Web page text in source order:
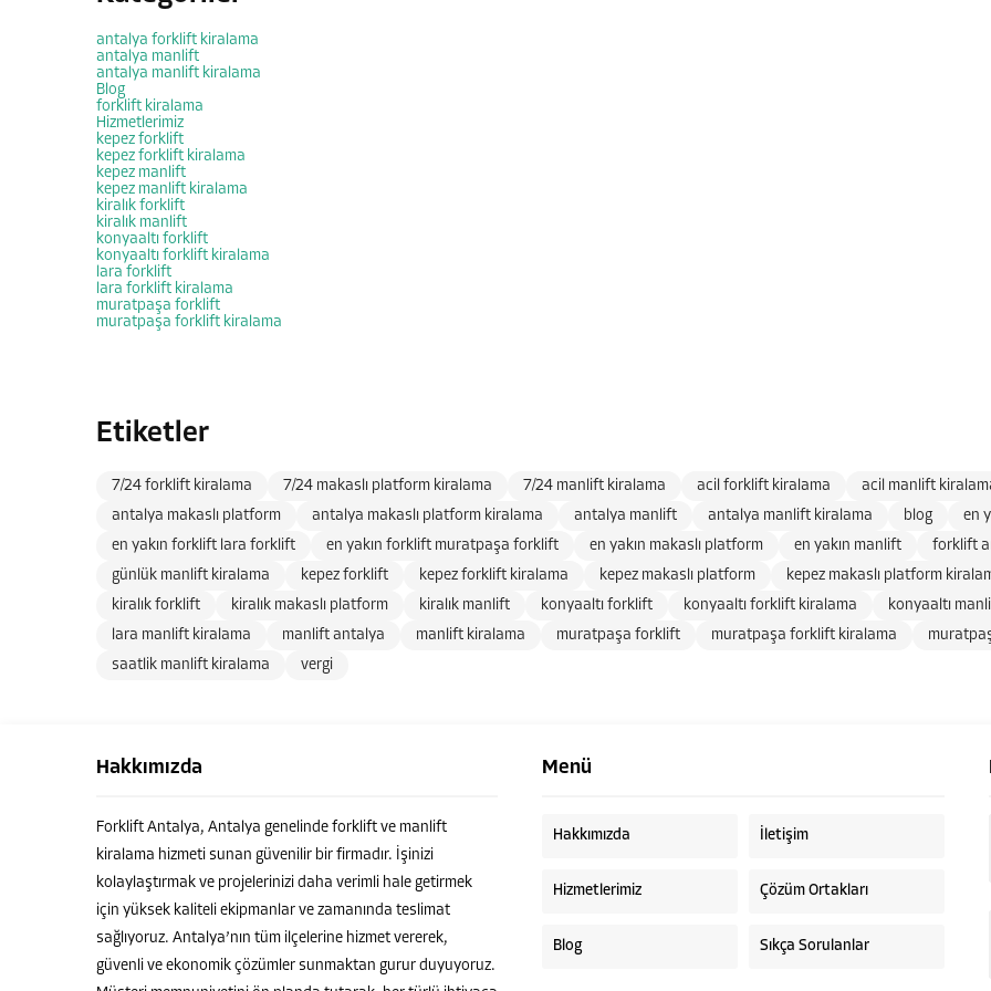
antalya forklift kiralama
antalya manlift
antalya manlift kiralama
Blog
forklift kiralama
Hizmetlerimiz
kepez forklift
kepez forklift kiralama
kepez manlift
kepez manlift kiralama
kiralık forklift
kiralık manlift
konyaaltı forklift
konyaaltı forklift kiralama
lara forklift
lara forklift kiralama
muratpaşa forklift
muratpaşa forklift kiralama
Etiketler
7/24 forklift kiralama 7/24 makaslı platform kiralama 7/24 manlift kiralama acil forklift kiralama acil manlift
antalya makaslı platform
antalya makaslı platform kiralama antalya manlift antalya manlift kiralama blog en
en yakın forklift lara forklift
en yakın forklift muratpaşa forklift en yakın makaslı platform en yakın manlift forklift
günlük manlift kiralama
kepez forklift kepez forklift kiralama kepez makaslı platform kepez makaslı platform
kiralık forklift
kiralık makaslı platform kiralık manlift konyaaltı forklift konyaaltı forklift kiralama konyaaltı
lara manlift kiralama
manlift antalya manlift kiralama muratpaşa forklift muratpaşa forklift kiralama
saatlik manlift kiralama
vergi
Hakkımızda
Forklift Antalya, Antalya genelinde forklift ve manlift
kiralama hizmeti sunan güvenilir bir firmadır. İşinizi
kolaylaştırmak ve projelerinizi daha verimli hale getirmek
için yüksek kaliteli ekipmanlar ve zamanında teslimat
sağlıyoruz. Antalya’nın tüm ilçelerine hizmet vererek,
güvenli ve ekonomik çözümler sunmaktan gurur duyuyoruz.
Menü
Hakkımızda İletişim
Hizmetlerimiz Çözüm Ortakları
Blog Sıkça Sorulanlar